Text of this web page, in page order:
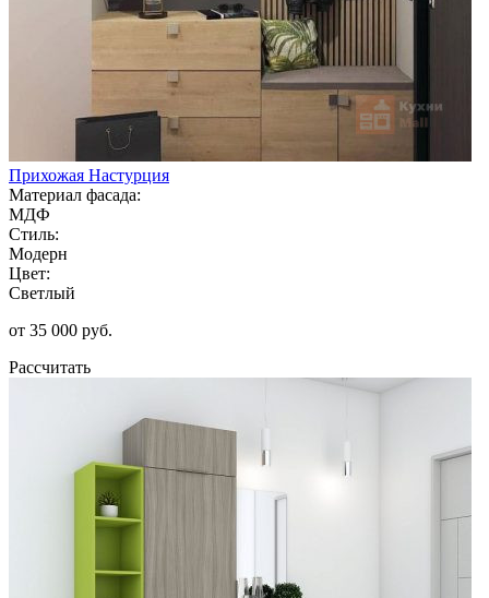
Прихожая Настурция
Материал фасада:
МДФ
Стиль:
Модерн
Цвет:
Светлый
от 35 000 руб.
Рассчитать